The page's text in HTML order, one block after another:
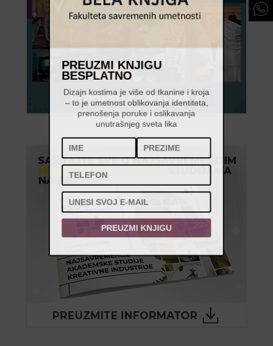
PREUZMI KNJIGU
BESPLATNO
Dizajn kostima je više od tkanine i kroja
– to je umetnost oblikovanja identiteta,
prenošenja poruke i oslikavanja
unutrašnjeg sveta lika
PREUZMI KNJIGU